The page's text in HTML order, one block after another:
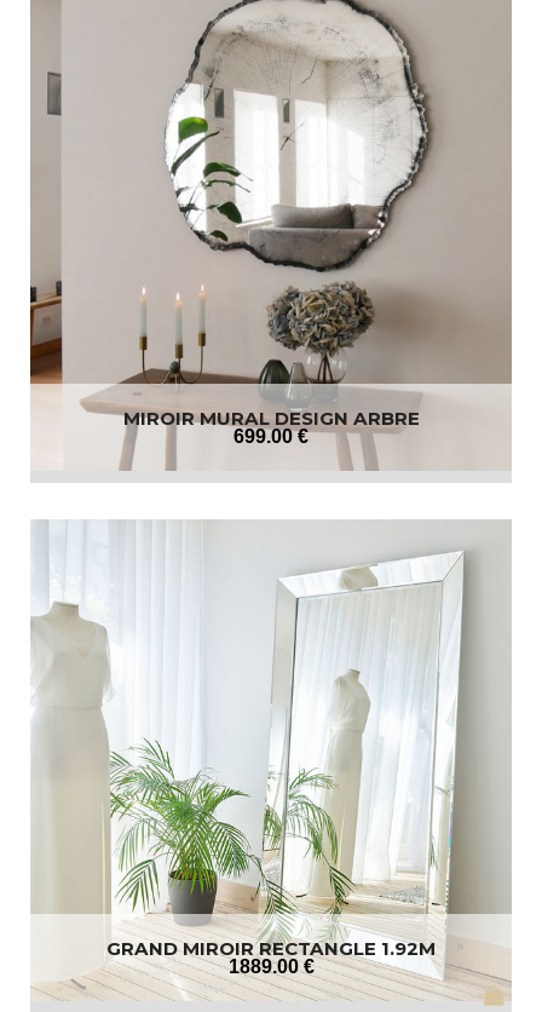
MIROIR MURAL DESIGN ARBRE
699.00 €
GRAND MIROIR RECTANGLE 1.92M
1889.00 €